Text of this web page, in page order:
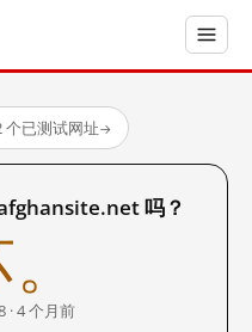
个已测试网址→
吗？
· 4 个月前